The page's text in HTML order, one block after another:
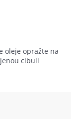
oleje opražte na
cibuli